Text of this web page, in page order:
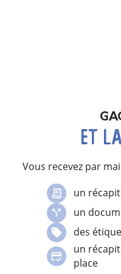
et
Vous recevez par
un
un
des
un
place